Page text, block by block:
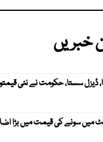
خبریں
ڈیزل سستا، حکومت نے نئی
میں سونے کی قیمت میں بڑا